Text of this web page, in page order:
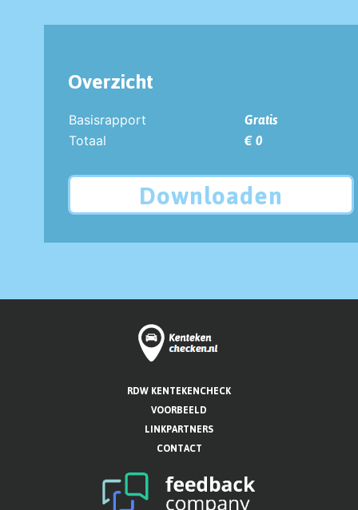
Overzicht
Basisrapport
Gratis
Totaal
€ 0
Downloaden
RDW KENTEKENCHECK
VOORBEELD
LINKPARTNERS
CONTACT